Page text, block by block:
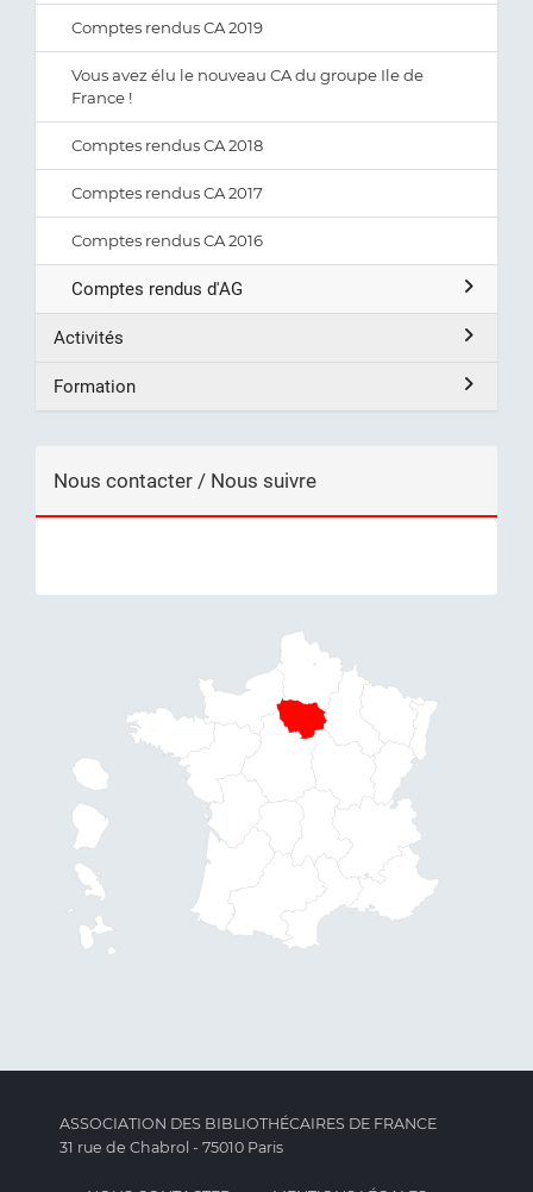
Comptes rendus CA 2019
Vous avez élu le nouveau CA du groupe Ile de
France !
Comptes rendus CA 2018
Comptes rendus CA 2017
Comptes rendus CA 2016
Comptes rendus d'AG
Activités
Formation
Nous contacter / Nous suivre
ASSOCIATION DES BIBLIOTHÉCAIRES DE FRANCE
31 rue de Chabrol - 75010 Paris